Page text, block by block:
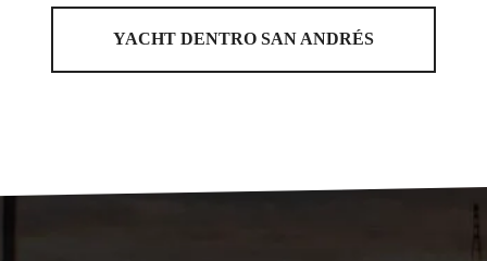
YACHT DENTRO SAN ANDRÉS